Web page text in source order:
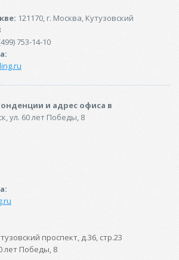
121170, г. Москва, Кутузовский
753-14-10
и адрес офиса в
ул. 60 лет Победы, 8
проспект, д.36, стр.23
лет Победы, 8